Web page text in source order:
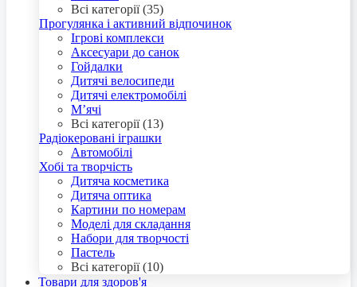
Всі категорії (35)
Прогулянка і активний відпочинок
Ігрові комплекси
Аксесуари до санок
Гойдалки
Дитячі велосипеди
Дитячі електромобілі
М’ячі
Всі категорії (13)
Радіокеровані іграшки
Автомобілі
Хобі та творчість
Дитяча косметика
Дитяча оптика
Картини по номерам
Моделі для складання
Набори для творчості
Пастель
Всі категорії (10)
Товари для здоров'я